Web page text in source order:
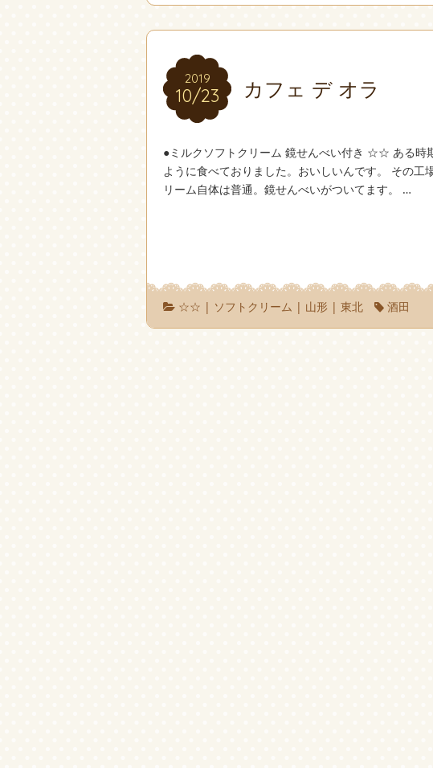
2019
10/23
2019
10/23 カフェ デ オラ
●ミルクソフトクリーム 鏡せんべい付き ☆☆ ある時
ように食べておりました。おいしいんです。 その工
リーム自体は普通。鏡せんべいがついてます。 …
☆☆ | ソフトクリーム | 山形 |東北 酒田